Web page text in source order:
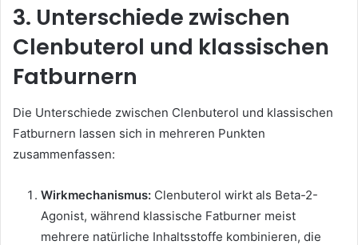
3. Unterschiede zwischen
Clenbuterol und klassischen
Fatburnern
Die Unterschiede zwischen Clenbuterol und klassischen
Fatburnern lassen sich in mehreren Punkten
zusammenfassen:
Wirkmechanismus: Clenbuterol wirkt als Beta-2-
Agonist, während klassische Fatburner meist
mehrere natürliche Inhaltsstoffe kombinieren, die